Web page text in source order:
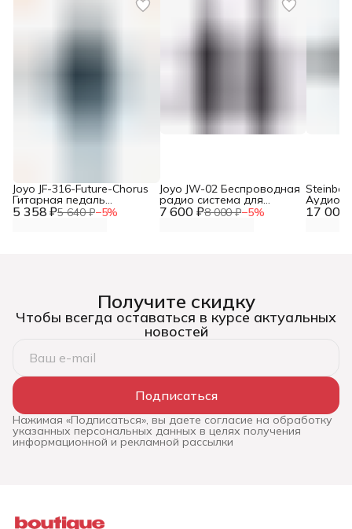
5 358 ₽5 640 ₽−5%
Joyo JF-316-Future-Chorus
Гитарная педаль
эффектов хорус 7 600 ₽8 000 ₽−5%
Joyo JW-02 Беспроводная
радио система для
гитары 17 000
Аудио
Получите скидку
Чтобы всегда оставаться в курсе актуальных
новостей
Подписаться
Нажимая «Подписаться», вы даете согласие на обработку
указанных персональных данных в целях получения
информационной и рекламной рассылки